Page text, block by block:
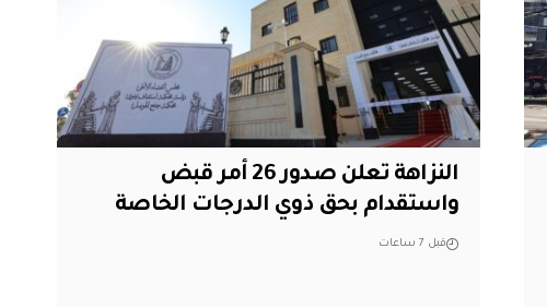
النزاهة تعلن صدور 26 أمر قبض
واستقدام بحق ذوي الدرجات الخاصة
قبل 7 ساعات